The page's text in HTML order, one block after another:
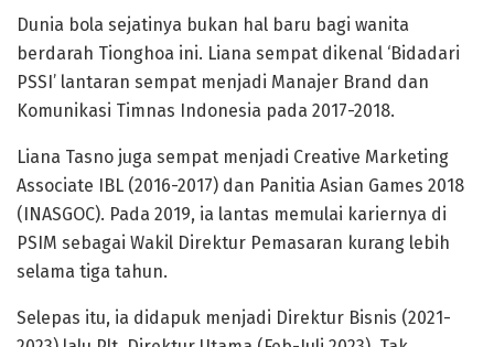
Dunia bola sejatinya bukan hal baru bagi wanita
berdarah Tionghoa ini. Liana sempat dikenal ‘Bidadari
PSSI’ lantaran sempat menjadi Manajer Brand dan
Komunikasi Timnas Indonesia pada 2017-2018.
Liana Tasno juga sempat menjadi Creative Marketing
Associate IBL (2016-2017) dan Panitia Asian Games 2018
(INASGOC). Pada 2019, ia lantas memulai kariernya di
PSIM sebagai Wakil Direktur Pemasaran kurang lebih
selama tiga tahun.
Selepas itu, ia didapuk menjadi Direktur Bisnis (2021-